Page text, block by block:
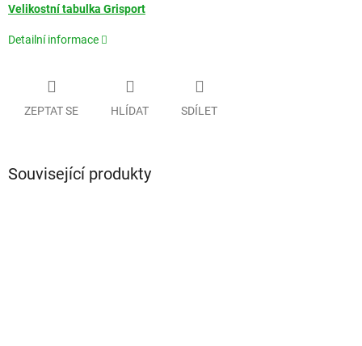
Velikostní tabulka Grisport
Detailní informace
ZEPTAT SE HLÍDAT SDÍLET
Související produkty